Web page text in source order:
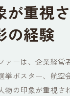
が重視
の経験
ァーは、企業経営
挙ポスター、航空
物の印象が重視さ